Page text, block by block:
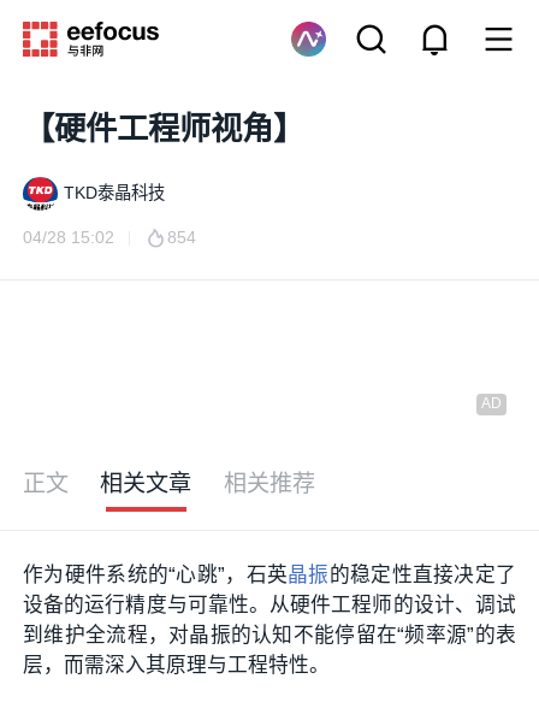
【硬件工程师视角】
TKD泰晶科技
04/28 15:02 854
正文 相关文章 相关推荐
作为硬件系统的“心跳”，石英晶振的稳定性直接决定了
设备的运行精度与可靠性。从硬件工程师的设计、调试
到维护全流程，对晶振的认知不能停留在“频率源”的表
层，而需深入其原理与工程特性。